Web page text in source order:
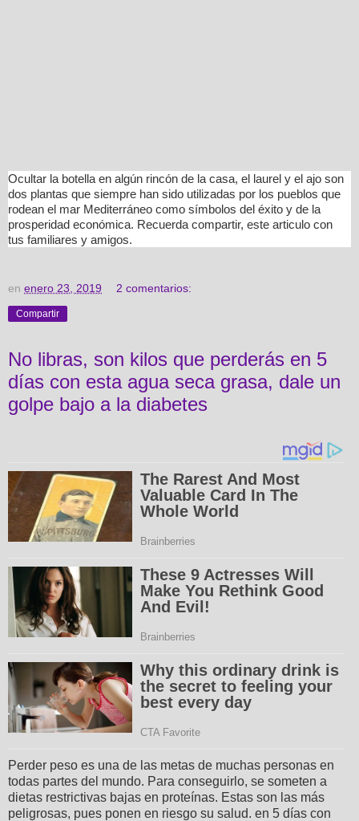
Ocultar la botella en algún rincón de la casa, el laurel y el ajo son
dos plantas que siempre han sido utilizadas por los pueblos que
rodean el mar Mediterráneo como símbolos del éxito y de la
prosperidad económica. Recuerda compartir, este articulo con
tus familiares y amigos.
en enero 23, 2019 2 comentarios:
Compartir
No libras, son kilos que perderás en 5
días con esta agua seca grasa, dale un
golpe bajo a la diabetes
Perder peso es una de las metas de muchas personas en
todas partes del mundo. Para conseguirlo, se someten a
dietas restrictivas bajas en proteínas. Estas son las más
peligrosas, pues ponen en riesgo su salud. en 5 días con